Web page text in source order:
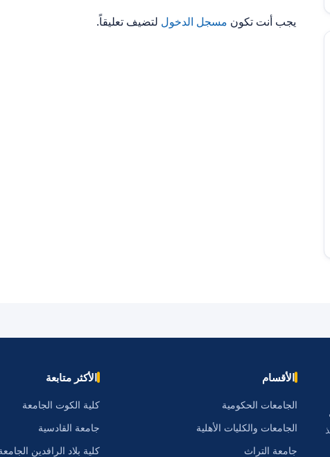
يجب أنت تكون مسجل الدخول لتضيف تعليقاً.
الأقسام
الجامعات الحكومية
الجامعات والكليات الأهلية
جامعة التراث
الأكثر متابعة
كلية الكوت الجامعة
جامعة القادسية
كلية بلاد الرافدين